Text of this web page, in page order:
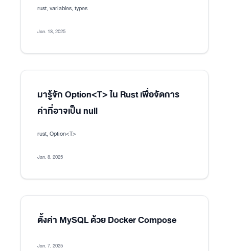
rust, variables, types
Jan. 13, 2025
มารู้จัก Option<T> ใน Rust เพื่อจัดการ
ค่าที่อาจเป็น null
rust, Option<T>
Jan. 8, 2025
ตั้งค่า MySQL ด้วย Docker Compose
Jan. 7, 2025